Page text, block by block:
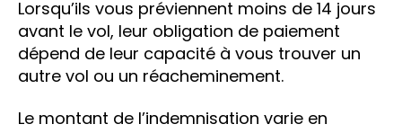
Lorsqu’ils vous préviennent moins de 14 jours
avant le vol, leur obligation de paiement
dépend de leur capacité à vous trouver un
autre vol ou un réacheminement.
Le montant de l’indemnisation varie en